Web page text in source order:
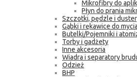
Mikrofibry do
Płyn do prania
Szczotki, pędzle i
Gąbki i rękawice do mycia
Butelki/Pojemniki i
Torby i gadżety
Inne akcesoria
Wiadra i separatory
Odzież
BHP